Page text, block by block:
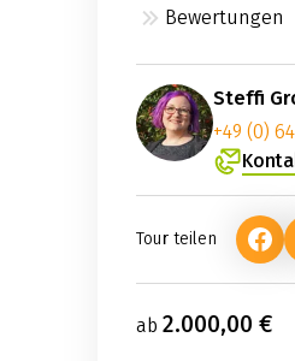
Bewertungen
Steffi
+49 (0)
Tour teilen
ab 2.000,00 €